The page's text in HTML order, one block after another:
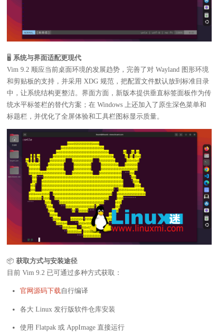
🖥️ 系统与界面适配更现代
Vim 9.2 顺应当前桌面环境的发展趋势，完善了对 Wayland 图形环境
和剪贴板的支持，并采用 XDG 规范，把配置文件默认放到标准目录
中，让系统结构更整洁。界面方面，新版本提供垂直标签面板作为传
统水平标签栏的替代方案；在 Windows 上还加入了原生深色菜单和
标题栏，并优化了全屏体验和工具栏图标显示质量。
📦 获取方式与安装途径
目前 Vim 9.2 已可通过多种方式获取：
官网源码下载自行编译
各大 Linux 发行版软件仓库安装
使用 Flatpak 或 AppImage 直接运行